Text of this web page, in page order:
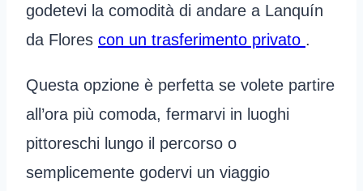
godetevi la comodità di andare a Lanquín
da Flores con un trasferimento privato .
Questa opzione è perfetta se volete partire
all’ora più comoda, fermarvi in luoghi
pittoreschi lungo il percorso o
semplicemente godervi un viaggio